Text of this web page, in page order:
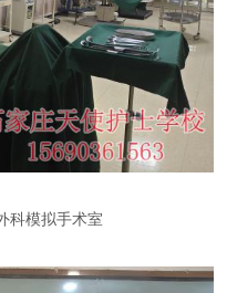
科模拟手术室